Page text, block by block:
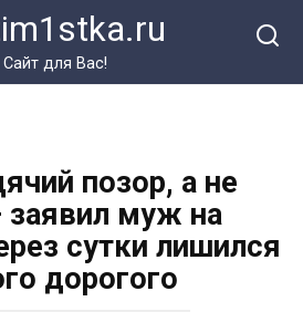
Сайт для Вас!
позор, а не
муж на
сутки лишился
дорогого